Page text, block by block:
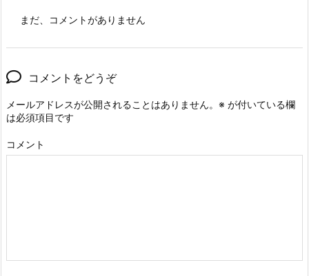
まだ、コメントがありません
コメントをどうぞ
メールアドレスが公開されることはありません。 ※ が付いている欄
は必須項目です
コメント